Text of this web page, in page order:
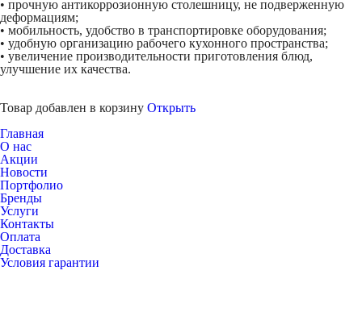
• прочную антикоррозионную столешницу, не подверженную
деформациям;
• мобильность, удобство в транспортировке оборудования;
• удобную организацию рабочего кухонного пространства;
• увеличение производительности приготовления блюд,
улучшение их качества.
Товар добавлен в корзину Открыть
Главная
О нас
Акции
Новости
Портфолио
Бренды
Услуги
Контакты
Оплата
Доставка
Условия гарантии